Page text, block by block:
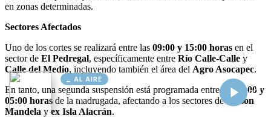
AL AIRE
Cargando...
Conectando...